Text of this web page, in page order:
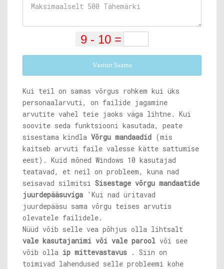
Vastust Saama
Kui teil on samas võrgus rohkem kui üks
personaalarvuti, on failide jagamine
arvutite vahel teie jaoks väga lihtne. Kui
soovite seda funktsiooni kasutada, peate
sisestama kindla Võrgu mandaadid (mis
kaitseb arvuti faile valesse kätte sattumise
eest). Kuid mõned Windows 10 kasutajad
teatavad, et neil on probleem, kuna nad
seisavad silmitsi Sisestage võrgu mandaatide
juurdepääsuviga 'Kui nad üritavad
juurdepääsu sama võrgu teises arvutis
olevatele failidele.
Nüüd võib selle vea põhjus olla lihtsalt
vale kasutajanimi või vale parool või see
võib olla ip mittevastavus . Siin on
toimivad lahendused selle probleemi kohe